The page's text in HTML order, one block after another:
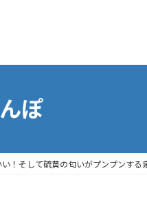
ぽ
！そして硫黄の匂いがプンプンする